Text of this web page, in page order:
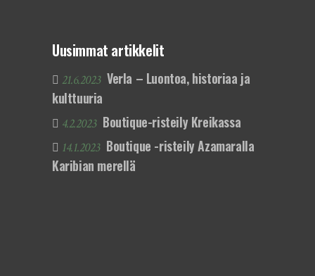
Uusimmat artikkelit
21.6.2023 Verla – Luontoa, historiaa ja
kulttuuria
4.2.2023 Boutique-risteily Kreikassa
14.1.2023 Boutique -risteily Azamaralla
Karibian merellä